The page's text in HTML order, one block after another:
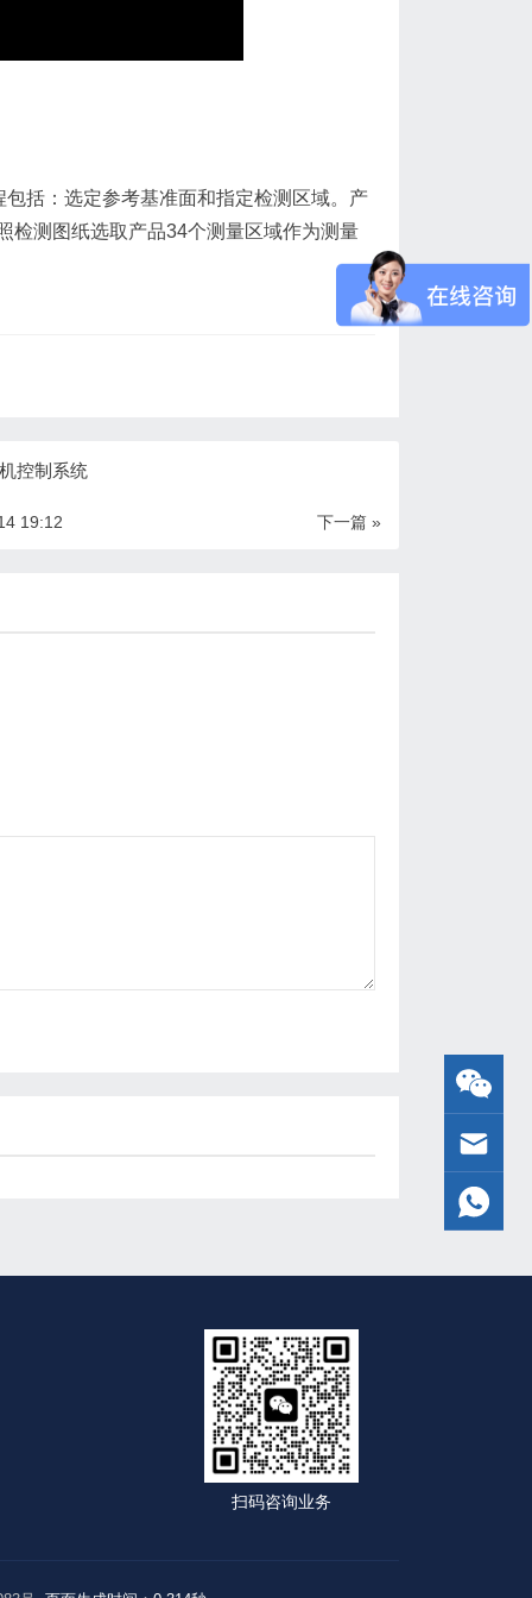
括：选定参考基准面和指定检测区域。产
检测图纸选取产品34个测量区域作为测量
控制系统
下一篇 »
19:12
扫码咨询业务